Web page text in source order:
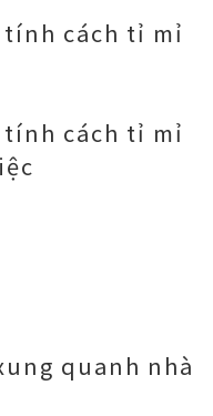
tính cách tỉ mỉ
tính cách tỉ mỉ
quanh nhà